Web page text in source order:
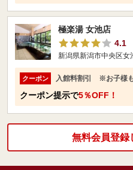
極楽湯 女池店
4.1
新潟県新潟市中央区女
クーポン 入館料割引 ※お子様
クーポン提示で5％OFF！
無料会員登録